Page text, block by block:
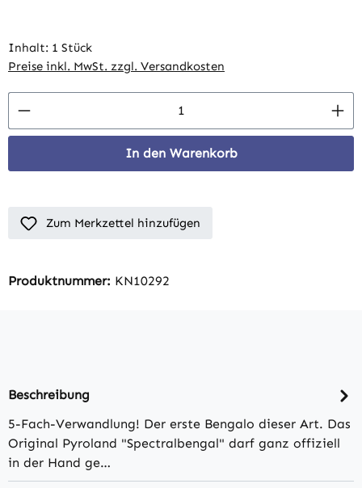
Inhalt: 1 Stück
Preise inkl. MwSt. zzgl. Versandkosten
Produkt Anzahl: Gib den gewünschten
In den Warenkorb
Zum Merkzettel hinzufügen
Produktnummer: KN10292
Beschreibung
5-Fach-Verwandlung! Der erste Bengalo dieser Art. Das
Original Pyroland "Spectralbengal" darf ganz offiziell
in der Hand ge…